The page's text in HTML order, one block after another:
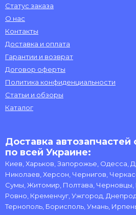
Статус заказа
О нас
Контакты
Доставка и оплата
Гарантии и возврат
Договор оферты
Политика конфиденциальности
Статьи и обзоры
Каталог
Доставка автозапчастей
по всей Украине:
Киев, Харьков, Запорожье, Одесса,
Николаев, Херсон, Чернигов,
Сумы, Житомир, Полтава, Черновцы,
Ровно, Кременчуг, Ужгород,
Тернополь, Борисполь, Умань,